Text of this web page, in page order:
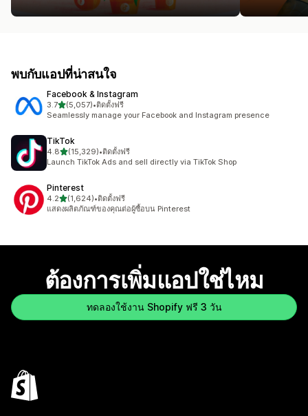
พบกับแอปที่น่าสนใจ
Facebook & Instagram
3.7เต็ม 5 ดาว
(5,057)
ทั้งหมด 5057 รีวิว
•ติดตั้งฟรี
Seamlessly manage your Facebook and Instagram presence
TikTok
4.8เต็ม 5 ดาว
(15,329)
ทั้งหมด 15329 รีวิว
•ติดตั้งฟรี
Launch TikTok Ads and sell directly via TikTok Shop
Pinterest
4.2เต็ม 5 ดาว
(1,624)
ทั้งหมด 1624 รีวิว
•ติดตั้งฟรี
แสดงผลิตภัณฑ์ของคุณต่อผู้ซื้อบน Pinterest
ต้องการเพิ่มแอปใช่ไหม
ทดลองใช้งาน Shopify ฟรี 3 วัน